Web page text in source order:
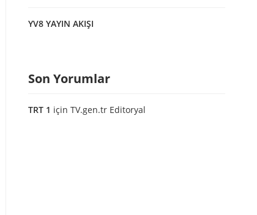
YV8 YAYIN AKIŞI
Son Yorumlar
TRT 1 için TV.gen.tr Editoryal